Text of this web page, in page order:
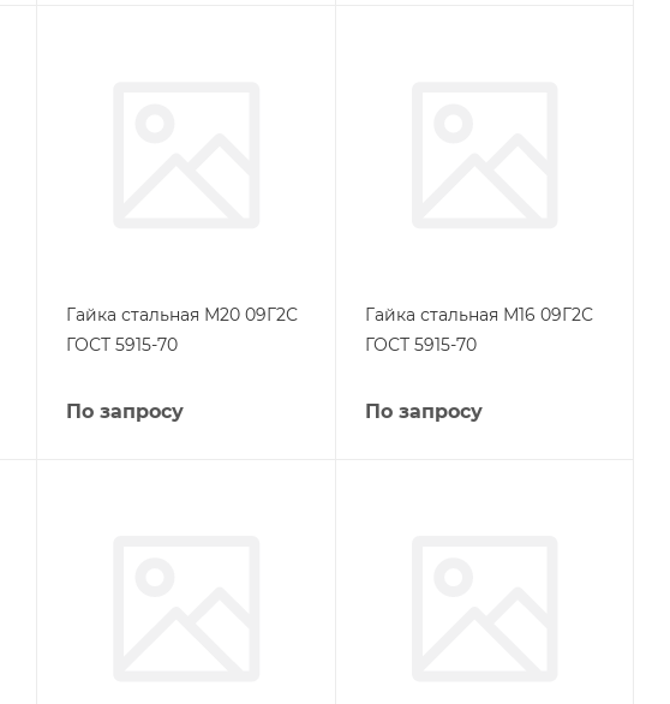
Гайка стальная М20 09Г2С
ГОСТ 5915-70
По запросу
Гайка стальная М16 09Г2С
ГОСТ 5915-70
По запросу